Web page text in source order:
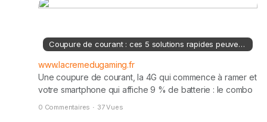
Coupure de courant : ces 5 solutions rapides peuvent sauver la batterie ne rende l’âme
www.lacremedugaming.fr
Une coupure de courant, la 4G qui commence à ramer et
votre smartphone qui affiche 9 % de batterie : le combo
0 Commentaires · 37 Vues